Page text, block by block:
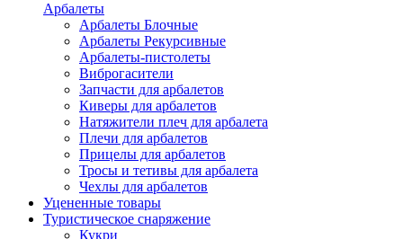
Арбалеты
Арбалеты Блочные
Арбалеты Рекурсивные
Арбалеты-пистолеты
Виброгасители
Запчасти для арбалетов
Киверы для арбалетов
Натяжители плеч для арбалета
Плечи для арбалетов
Прицелы для арбалетов
Тросы и тетивы для арбалета
Чехлы для арбалетов
Уцененные товары
Туристическое снаряжение
Кукри